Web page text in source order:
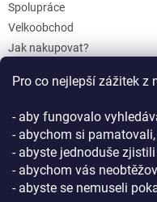
Pro co nejlepší zážitek z
- aby fungovalo
- abychom si
- abyste jednoduše
- abychom vás
- abyste se nemuseli
Spolupráce
Velkoobchod
Jak nakupovat?
Reklamace a Vrácení
Obchodní podmínky
Podmínky ochrany osobních